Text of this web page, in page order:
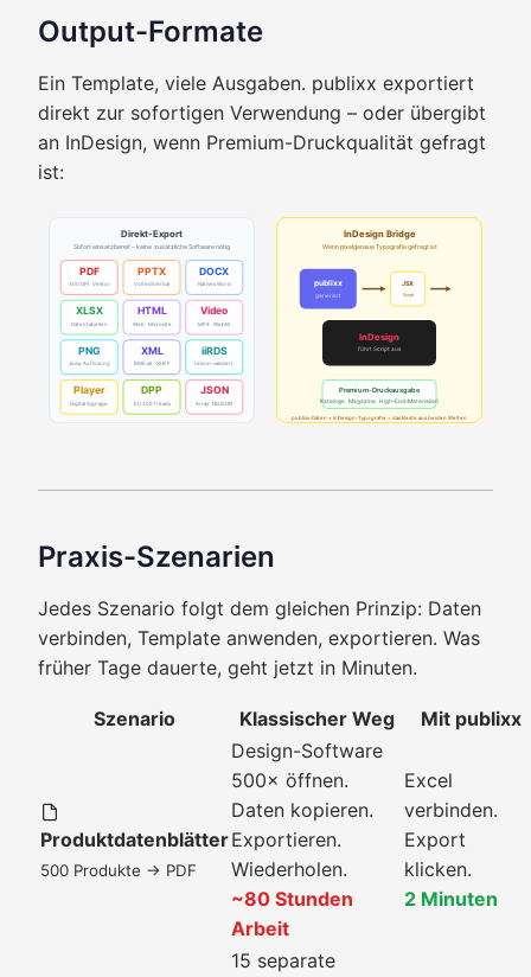
Output-Formate
Ein Template, viele Ausgaben. publixx exportiert
direkt zur sofortigen Verwendung – oder übergibt
an InDesign, wenn Premium-Druckqualität gefragt
ist:
Direkt-Export
Sofort einsatzbereit – keine zusätzliche Software nötig
PDF
300 DPI · Vektor
PPTX
Voll editierbar
DOCX
Natives Word
XLSX
Datentabellen
HTML
Web · Microsite
Video
MP4 · WebM
PNG
Jede Auflösung
XML
BMEcat · XLIFF
iiRDS
tekom-validiert
Player
Digital Signage
DPP
EU 2027 ready
JSON
Array · NDJSON
InDesign Bridge
Wenn pixelgenaue Typografie gefragt ist
publixx
generiert
JSX
Script
InDesign
führt Script aus
Premium-Druckausgabe
Kataloge · Magazine · High-End-Materialien
publixx-Daten + InDesign-Typografie = das Beste aus beiden Welten
Praxis-Szenarien
Jedes Szenario folgt dem gleichen Prinzip: Daten
verbinden, Template anwenden, exportieren. Was
früher Tage dauerte, geht jetzt in Minuten.
Szenario Klassischer Weg Mit publixx
Produktdatenblätter
500 Produkte → PDF
Design-Software
500× öffnen.
Daten kopieren.
Exportieren.
Wiederholen.
~80 Stunden
Arbeit
Excel
verbinden.
Export
klicken.
2 Minuten
15 separate